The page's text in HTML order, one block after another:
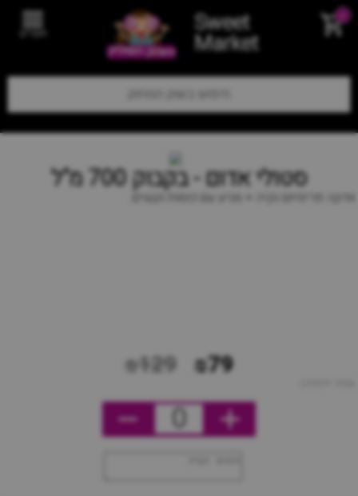
Sweet
Market תפריט
סטולי אדום - בקבוק 700 מ"ל
וודקה פרימיום נקיה + מגיע עם כוסות וקשים.
₪79
₪129
0